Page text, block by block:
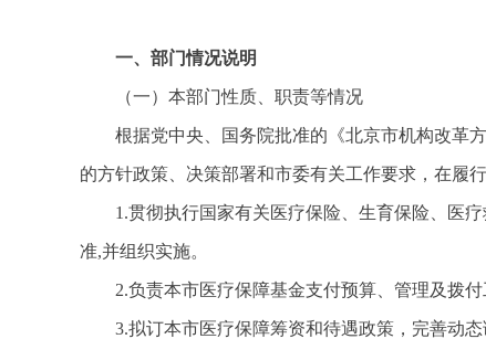
一、部门情况说明
（一）本部门性质、职责等情况
根据党中央、国务院批准的《北京市机构改革
的方针政策、决策部署和市委有关工作要求，在履
1.贯彻执行国家有关医疗保险、生育保险、医
准,并组织实施。
2.负责本市医疗保障基金支付预算、管理及拨付
3.拟订本市医疗保障筹资和待遇政策，完善动